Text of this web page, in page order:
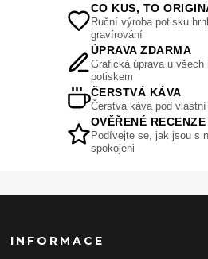
CO KUS, TO
Ruční výroba potisku
gravírování
ÚPRAVA ZDARMA
Grafická úprava u
potiskem
ČERSTVÁ KÁVA
Čerstvá káva pod
OVĚŘENÉ RECENZE
Podívejte se, jak jsou s
spokojeni
INFORMACE